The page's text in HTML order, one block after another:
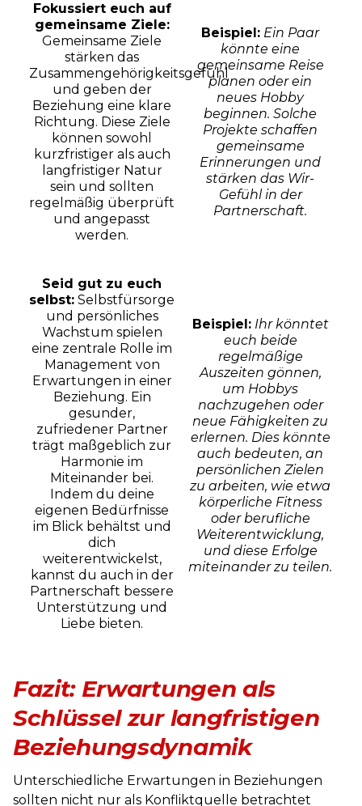
Fokussiert euch auf
gemeinsame Ziele:
Gemeinsame Ziele
stärken das
Zusammengehörigkeitsgefühl
und geben der
Beziehung eine klare
Richtung. Diese Ziele
können sowohl
kurzfristiger als auch
langfristiger Natur
sein und sollten
regelmäßig überprüft
und angepasst
werden.
Beispiel: Ein Paar
könnte eine
gemeinsame Reise
planen oder ein
neues Hobby
beginnen. Solche
Projekte schaffen
gemeinsame
Erinnerungen und
stärken das Wir-
Gefühl in der
Partnerschaft.
Seid gut zu euch
selbst: Selbstfürsorge
und persönliches
Wachstum spielen
eine zentrale Rolle im
Management von
Erwartungen in einer
Beziehung. Ein
gesunder,
zufriedener Partner
trägt maßgeblich zur
Harmonie im
Miteinander bei.
Indem du deine
eigenen Bedürfnisse
im Blick behältst und
dich
weiterentwickelst,
kannst du auch in der
Partnerschaft bessere
Unterstützung und
Liebe bieten.
Beispiel: Ihr könntet
euch beide
regelmäßige
Auszeiten gönnen,
um Hobbys
nachzugehen oder
neue Fähigkeiten zu
erlernen. Dies könnte
auch bedeuten, an
persönlichen Zielen
zu arbeiten, wie etwa
körperliche Fitness
oder berufliche
Weiterentwicklung,
und diese Erfolge
miteinander zu teilen.
Fazit: Erwartungen als
Schlüssel zur langfristigen
Beziehungsdynamik
Unterschiedliche Erwartungen in Beziehungen
sollten nicht nur als Konfliktquelle betrachtet